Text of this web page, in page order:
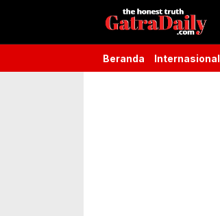
Gatra Daily
the honest truth
Beranda Internasional